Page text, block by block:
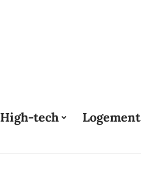
High-tech Logement